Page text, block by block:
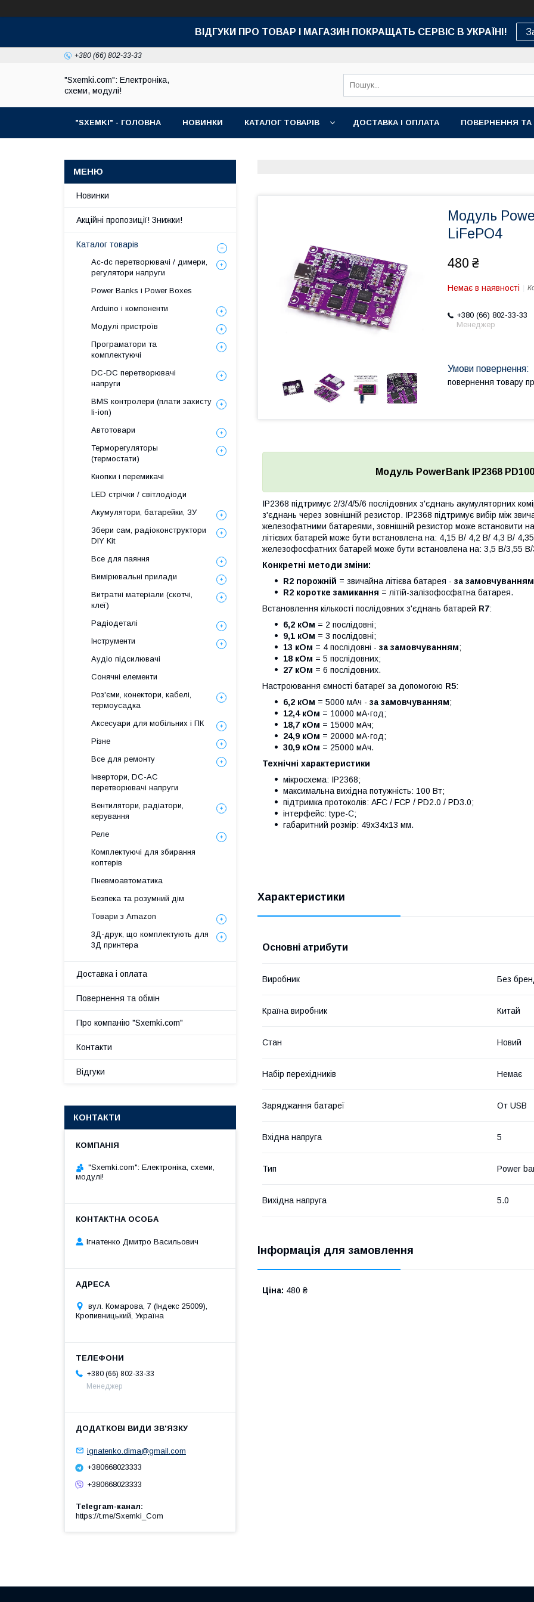
ВІДГУКИ ПРО ТОВАР І МАГАЗИН ПОКРАЩАТЬ СЕРВІС В УКРАЇНІ!
+380 (66) 802-33-33
"Sxemki.com": Електроніка,
схеми, модулі!
"SXEMKI" - ГОЛОВНА НОВИНКИ КАТАЛОГ ТОВАРІВ ДОСТАВКА І ОПЛАТА ПОВЕРНЕННЯ ТА
Модуль
LiFePO4
480 ₴
Немає в наявності
+380 (66) 802-33-33
Менеджер
повернення товару
Модуль PowerBank IP2368
IP2368 підтримує 2/3/4/5/6 послідовних з'єднань акумуляторних
з'єднань через зовнішній резистор. IP2368 підтримує вибір між
железофатними батареями, зовнішній резистор може встановити
літієвих батарей може бути встановлена на: 4,15 В/ 4,2 В/ 4,3 В/
железофосфатних батарей може бути встановлена на: 3,5 В/3,55
Конкретні методи зміни:
R2 порожній = звичайна літієва батарея - за замовчуванням
R2 коротке замикання = літій-залізофосфатна батарея.
Встановлення кількості послідовних з'єднань батарей R7:
6,2 кОм = 2 послідовні;
9,1 кОм = 3 послідовні;
13 кОм = 4 послідовні - за замовчуванням;
18 кОм = 5 послідовних;
27 кОм = 6 послідовних.
Настроювання ємності батареї за допомогою R5:
6,2 кОм = 5000 мАч - за замовчуванням;
12,4 кОм = 10000 мА·год;
18,7 кОм = 15000 мАч;
24,9 кОм = 20000 мА·год;
30,9 кОм = 25000 мАч.
Технічні характеристики
мікросхема: IP2368;
максимальна вихідна потужність: 100 Вт;
підтримка протоколів: AFC / FCP / PD2.0 / PD3.0;
інтерфейс: type-C;
габаритний розмір: 49х34х13 мм.
Характеристики
Основні атрибути
Виробник Без
Країна виробник Китай
Стан Новий
Набір перехідників Немає
Заряджання батареї От USB
Вхідна напруга 5
Тип Power
Вихідна напруга 5.0
Інформація для замовлення
Ціна: 480 ₴
Новинки
Акційні пропозиції! Знижки!
Каталог товарів
Ac-dc перетворювачі / димери,
регулятори напруги
Power Banks і Power Boxes
Arduino і компоненти
Модулі пристроїв
Програматори та
комплектуючі
DC-DC перетворювачі
напруги
BMS контролери (плати захисту
li-ion)
Автотовари
Терморегуляторы
(термостати)
Кнопки і перемикачі
LED стрічки / світлодіоди
Акумулятори, батарейки, ЗУ
Збери сам, радіоконструктори
DIY Kit
Все для паяння
Вимірювальні прилади
Витратні матеріали (скотчі,
клеї)
Радіодеталі
Інструменти
Аудіо підсилювачі
Сонячні елементи
Роз'єми, конектори, кабелі,
термоусадка
Аксесуари для мобільних і ПК
Різне
Все для ремонту
Інвертори, DC-AC
перетворювачі напруги
Вентилятори, радіатори,
керування
Реле
Комплектуючі для збирання
коптерів
Пневмоавтоматика
Безпека та розумний дім
Товари з Amazon
3Д-друк, що комплектують для
3Д принтера
Доставка і оплата
Повернення та обмін
Про компанію "Sxemki.com"
Контакти
Відгуки
КОНТАКТИ
"Sxemki.com": Електроніка, схеми,
модулі!
Ігнатенко Дмитро Васильович
вул. Комарова, 7 (Індекс 25009),
Кропивницький, Україна
+380 (66) 802-33-33
Менеджер
ignatenko.dima@gmail.com
+380668023333
+380668023333
Telegram-канал
https://t.me/Sxemki_Com